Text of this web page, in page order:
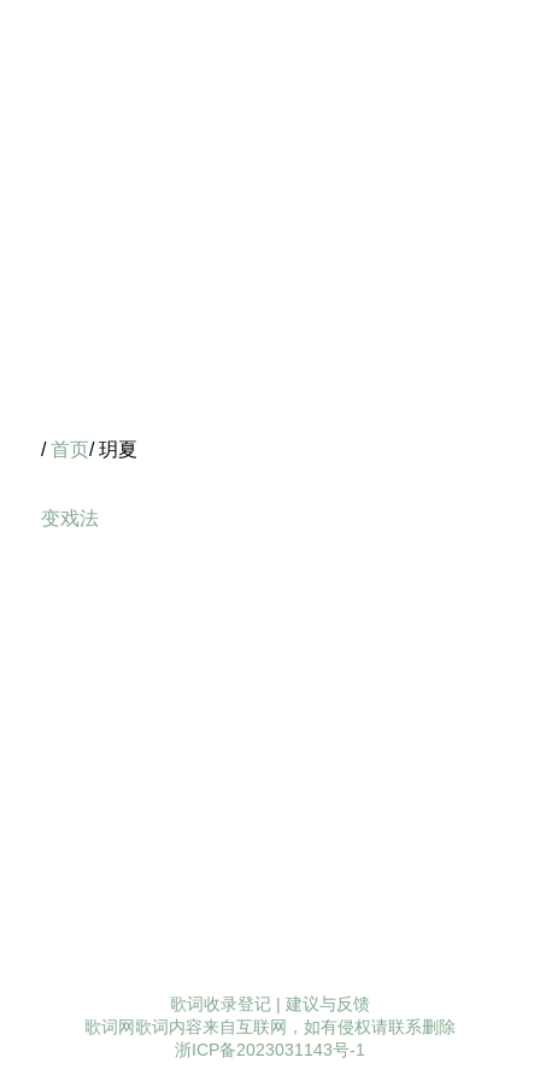
/首页/ 玥夏
变戏法
歌词收录登记 | 建议与反馈
歌词网歌词内容来自互联网，如有侵权请联系删除
浙ICP备2023031143号-1